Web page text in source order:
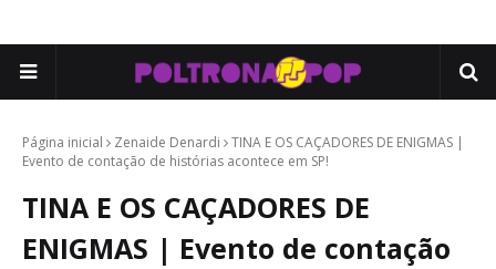
Página inicial Zenaide Denardi
TINA E OS CAÇADORES DE ENIGMAS |
Evento de contação de histórias acontece em SP!
TINA E OS CAÇADORES DE
ENIGMAS | Evento de contação